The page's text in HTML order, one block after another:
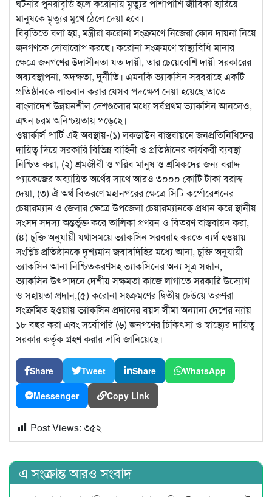
ঘটনার পুনরাবৃত্তি হলে করোনায় মৃত্যুর পাশাপাশি জীবিকা হারিয়ে
মানুষকে মৃত্যুর মুখে ঠেলে দেয়া হবে।
বিবৃতিতে বলা হয়, মন্ত্রীরা করোনা সংক্রমণে নিজেরা কোন দায়না নিয়ে
জনগণকে দোষারোপ করছে। করোনা সংক্রমণে স্বাস্থ্যবিধি মানার
ক্ষেত্রে জনগণের উদাসীনতা যত দায়ী, তার চেয়েবেশি দায়ী সরকারের
অব্যবস্থাপনা, অদক্ষতা, দুর্নীতি। এমনকি ভ্যাকসিন সরবরাহে একটি
প্রতিষ্ঠানকে লাভবান করার যেসব পদক্ষেপ নেয়া হয়েছে তাতে
বাংলাদেশ উন্নয়নশীল দেশগুলোর মধ্যে সর্বপ্রথম ভ্যাকসিন আনলেও,
এখন চরম অনিশ্চয়তায় পড়েছে।
ওয়ার্কার্স পার্টি এই অবস্থায়-(১) লকডাউন বাস্তবায়নে জনপ্রতিনিধিদের
দায়িত্ব দিয়ে সরকারি বিভিন্ন বাহিনী ও প্রতিষ্ঠানের কার্যকরী ব্যবস্থা
নিশ্চিত করা, (২) শ্রমজীবী ও গরিব মানুষ ও শ্রমিকদের জন্য বরাদ্দ
প্যাকেজের অব্যায়িত অর্থের সাথে আরও ৩০০০ কোটি টাকা বরাদ্দ
দেয়া, (৩) ঐ অর্থ বিতরণে মহানগরের ক্ষেত্রে সিটি কর্পোরেশনের
চেয়ারম্যান ও জেলার ক্ষেত্রে উপজেলা চেয়ারম্যানকে প্রধান করে স্থানীয়
সংসদ সদস্য অন্তর্ভুক্ত করে তালিকা প্রণয়ন ও বিতরণ বাস্তবায়ন করা,
(৪) চুক্তি অনুযায়ী যথাসময়ে ভ্যাকসিন সরবরাহ করতে ব্যর্থ হওয়ায়
সংশ্লিষ্ট প্রতিষ্ঠানকে দৃশ্যমান জবাবদিহির মধ্যে আনা, চুক্তি অনুযায়ী
ভ্যাকসিন আনা নিশ্চিতকরণসহ ভ্যাকসিনের অন্য সূত্র সন্ধান,
ভ্যাকসিন উৎপাদনে দেশীয় সক্ষমতা কাজে লাগাতে সরকারি উদ্যোগ
ও সহায়তা প্রদান,(৫) করোনা সংক্রমণের দ্বিতীয় ঢেউয়ে তরুণরা
সংক্রমিত হওয়ায় ভ্যাকসিন প্রদানের বয়স সীমা অন্যান্য দেশের ন্যায়
১৮ বছর করা এবং সর্বোপরি (৬) জনগণের চিকিৎসা ও স্বাস্থ্যের দায়িত্ব
সরকার কর্তৃক গ্রহণ করার দাবি জানিয়েছে।
Share Tweet Share WhatsApp
Messenger Copy Link
Post Views: ৩৫২
এ সংক্রান্ত আরও সংবাদ